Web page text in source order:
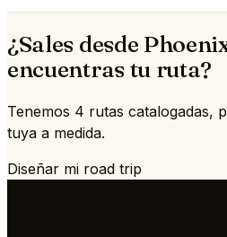
¿Sales desde
encuentras tu ruta?
Tenemos 4 rutas catalogadas,
tuya a medida.
Diseñar mi road trip